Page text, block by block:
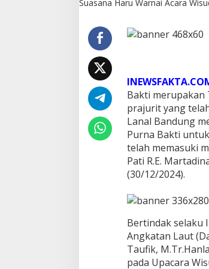
i
L
l
B
a
n
d
u
n
g
Suasana Haru Warnai Acara
Bakti merupakan
prajurit yang
Lanal Bandung
Purna Bakti
telah memasuki
Pati R.E.
(30/12/2024).
Bertindak selaku
Angkatan Laut
Taufik,
pada Upacara